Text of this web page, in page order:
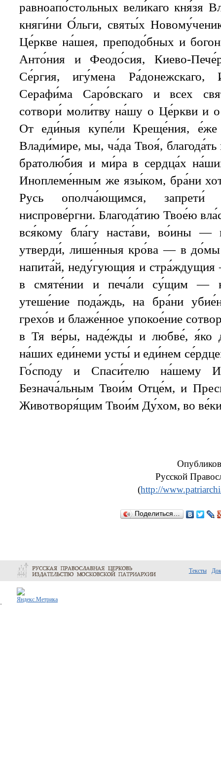
равноапо́стольных вели́каго кня́зя
княги́ни О́льги, святы́х
Це́ркве на́шея, преподо́бных и
Анто́ния и Феодо́сия, Киево-
Се́ргия, игу́мена Ра́донежскаго,
Серафи́ма Саро́вскаго и всех
сотвори́ моли́тву на́шу о Це́ркви и
От еди́ныя купе́ли Креще́ния, е́же
Влади́мире, мы, ча́да Твоя́,
братолю́бия и ми́ра в сердца́х
Иноплеме́нным же язы́ком, бра́ни
Русь ополча́ющимся,
ниспрове́ргни. Благода́тию Твое́ю
вся́кому бла́гу наста́ви, во́ины —
утверди́, лише́нныя кро́ва — в
напита́й, неду́гующия и
в смяте́нии и печа́ли су́щим —
утеше́ние пода́ждь, на бра́ни
грехо́в и блаже́нное упокое́ние
в Тя ве́ры, наде́жды и любве́, я́ко
на́ших еди́неми усты́ и еди́нем
Го́споду и Спаси́телю на́шему
Безнача́льным Твои́м Отце́м, и
Животворя́щим Твои́м Ду́хом, во
Русской
(http://
Поделиться…
Тексты
-